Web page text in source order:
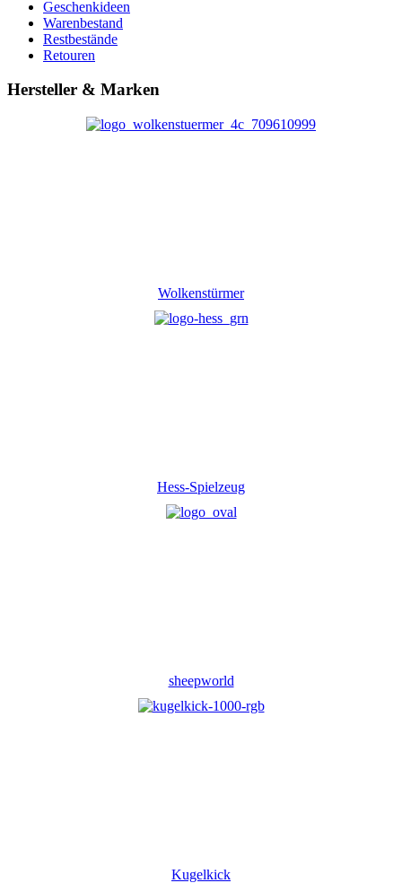
Geschenkideen
Warenbestand
Restbestände
Retouren
Hersteller & Marken
Wolkenstürmer
Hess-Spielzeug
sheepworld
Kugelkick